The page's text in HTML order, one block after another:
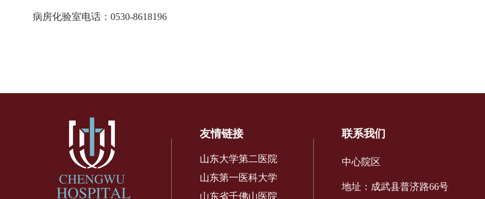
病房化验室电话： 0530-8618196
友情链接
山东大学第二医院
山东第一医科大学
山东省千佛山医院
联系我们
中心院区
地址：成武县普济路66号